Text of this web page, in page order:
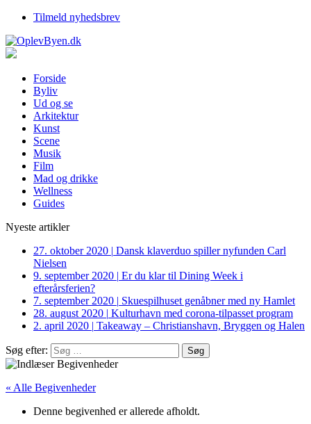
Tilmeld nyhedsbrev
Forside
Byliv
Ud og se
Arkitektur
Kunst
Scene
Musik
Film
Mad og drikke
Wellness
Guides
Nyeste artikler
27. oktober 2020 | Dansk klaverduo spiller nyfunden Carl
Nielsen
9. september 2020 | Er du klar til Dining Week i
efterårsferien?
7. september 2020 | Skuespilhuset genåbner med ny Hamlet
28. august 2020 | Kulturhavn med corona-tilpasset program
2. april 2020 | Takeaway – Christianshavn, Bryggen og Halen
Søg efter:
« Alle Begivenheder
Denne begivenhed er allerede afholdt.